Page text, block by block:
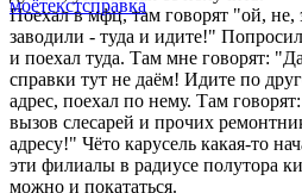
Поехал в мфц, там говорят "ой, не,
заводили - туда и идите!"
и поехал туда. Там мне говорят:
справки тут не даём! Идите по
адрес, поехал по нему. Там
вызов слесарей и прочих
адресу!" Чёто карусель какая-то
эти филиалы в радиусе полутора
можно и покататься.
моётекстсправка